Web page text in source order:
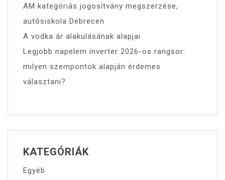
AM kategóriás jogosítvány megszerzése,
autósiskola Debrecen
A vodka ár alakulásának alapjai
Legjobb napelem inverter 2026-os rangsor:
milyen szempontok alapján érdemes
választani?
KATEGÓRIÁK
Egyéb